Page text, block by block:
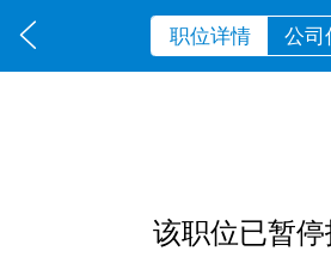
职位详情 公司
该职位已暂